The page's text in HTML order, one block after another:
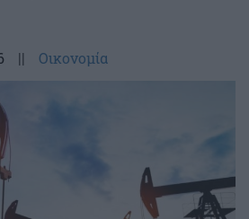
|| Οικονομία